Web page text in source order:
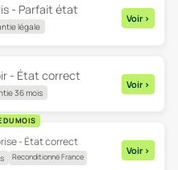
- Parfait état
légale
Voir >
- État correct
36 mois
Voir >
DU MOIS
- État correct
Reconditionné France
Voir >